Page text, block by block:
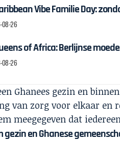
Vibe Familie Day:
08-26
of Africa: Berlijnse
08-26
Ghanees gezin en
van zorg voor elkaar en
meegegeven dat
en Ghanese